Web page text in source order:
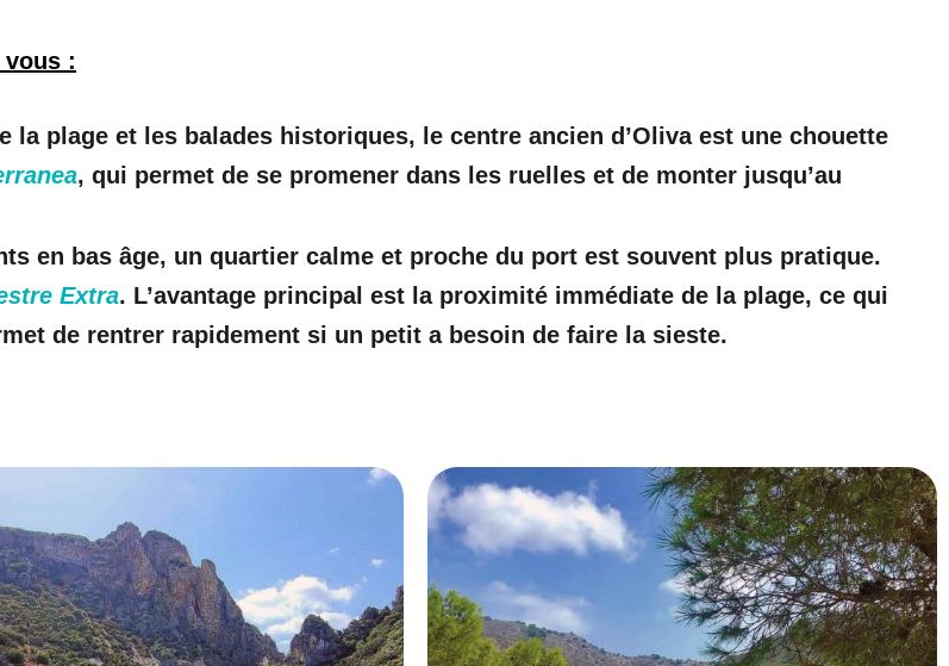
:
la plage et les balades historiques, le centre ancien d’Oliva est une chouette
, qui permet de se promener dans les ruelles et de monter jusqu’au
en bas âge, un quartier calme et proche du port est souvent plus pratique.
Extra. L’avantage principal est la proximité immédiate de la plage, ce qui
de rentrer rapidement si un petit a besoin de faire la sieste.